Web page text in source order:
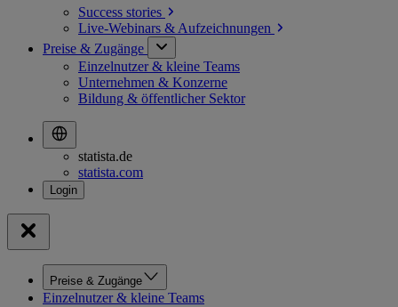
Success stories
Live-Webinars & Aufzeichnungen
Preise & Zugänge
Einzelnutzer & kleine Teams
Unternehmen & Konzerne
Bildung & öffentlicher Sektor
statista.de
statista.com
Preise & Zugänge
Einzelnutzer & kleine Teams